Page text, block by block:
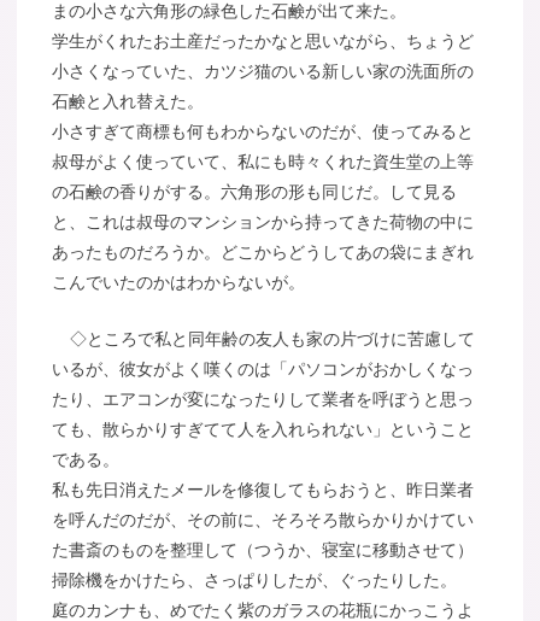
まの小さな六角形の緑色した石鹸が出て来た。
学生がくれたお土産だったかなと思いながら、ちょうど
小さくなっていた、カツジ猫のいる新しい家の洗面所の
石鹸と入れ替えた。
小さすぎて商標も何もわからないのだが、使ってみると
叔母がよく使っていて、私にも時々くれた資生堂の上等
の石鹸の香りがする。六角形の形も同じだ。して見る
と、これは叔母のマンションから持ってきた荷物の中に
あったものだろうか。どこからどうしてあの袋にまぎれ
こんでいたのかはわからないが。
◇ところで私と同年齢の友人も家の片づけに苦慮して
いるが、彼女がよく嘆くのは「パソコンがおかしくなっ
たり、エアコンが変になったりして業者を呼ぼうと思っ
ても、散らかりすぎてて人を入れられない」ということ
である。
私も先日消えたメールを修復してもらおうと、昨日業者
を呼んだのだが、その前に、そろそろ散らかりかけてい
た書斎のものを整理して（つうか、寝室に移動させて）
掃除機をかけたら、さっぱりしたが、ぐったりした。
庭のカンナも、めでたく紫のガラスの花瓶にかっこうよ